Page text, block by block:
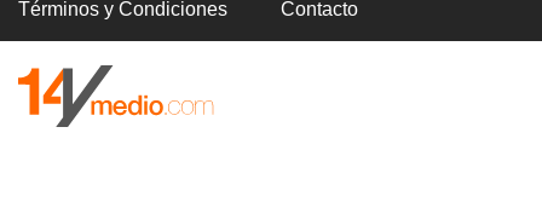
Términos y Condiciones Contacto